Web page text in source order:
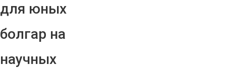
для юных
болгар на
научных